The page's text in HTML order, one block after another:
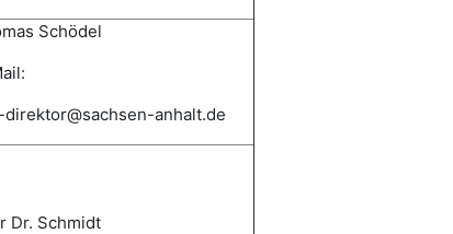
Schödel
direktor@sachsen-anhalt.de
Dr. Schmidt